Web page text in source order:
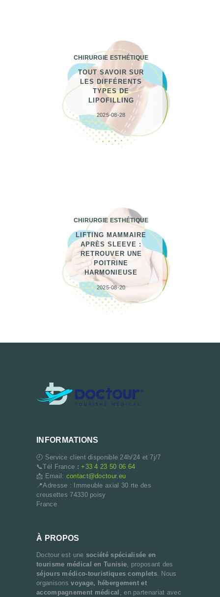
CHIRURGIE ESTHÉTIQUE
TOUT SAVOIR SUR
LES DIFFÉRENTS
TYPES DE
LIPOFILLING
2025-08-28
CHIRURGIE ESTHÉTIQUE
LIFTING MAMMAIRE
APRÈS SLEEVE :
RETROUVER UNE
POITRINE
HARMONIEUSE
2025-08-20
INFORMATIONS
🕘 Service client disponible 24h/24 et 7j/7
📞Tél France : +33 4 23 50 06 64
📩 Email: contact@doctour.eu
📍Adresse : Immeuble axial 30 rte des
creusettes 74330 poisy
France
À PROPOS
Doctour est une société spécialisée en
tourisme médical en Tunisie, proposant des
séjours médico-touristiques complets. Nous
organisonsvoyage, hébergement et
accompagnement médical , en partenariat avec